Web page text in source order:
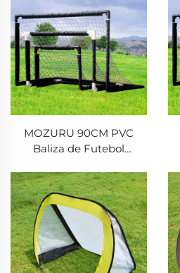
MOZURU 90CM PVC
Baliza de Futebol